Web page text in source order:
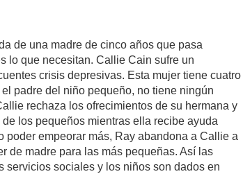
de una madre de cinco años que pasa
lo que necesitan. Callie Cain sufre un
crisis depresivas. Esta mujer tiene cuatro
padre del niño pequeño, no tiene ningún
rechaza los ofrecimientos de su hermana y
los pequeños mientras ella recibe ayuda
empeorar más, Ray abandona a Callie a
de madre para las más pequeñas. Así las
servicios sociales y los niños son dados en